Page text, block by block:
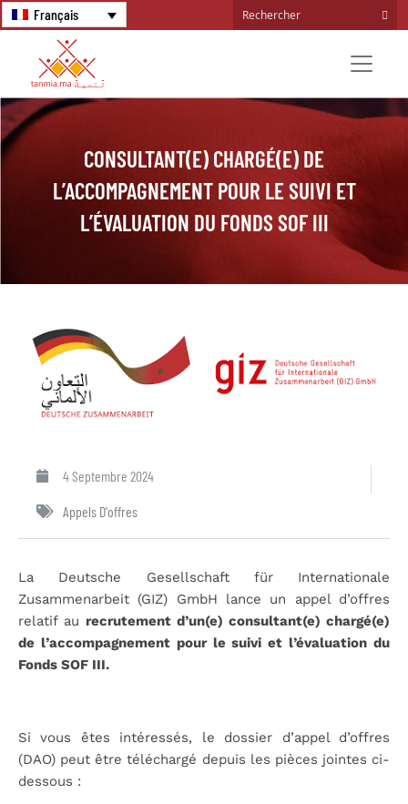
Français
CONSULTANT(E) CHARGÉ(E) DE
L’ACCOMPAGNEMENT POUR LE SUIVI ET
L’ÉVALUATION DU FONDS SOF III
4 Septembre 2024
Appels D'offres
La Deutsche Gesellschaft für Internationale
Zusammenarbeit (GIZ) GmbH lance un appel d’offres
relatif au recrutement d’un(e) consultant(e) chargé(e)
de l’accompagnement pour le suivi et l’évaluation du
Fonds SOF III.
Si vous êtes intéressés, le dossier d’appel d’offres
(DAO) peut être téléchargé depuis les pièces jointes ci-
dessous :